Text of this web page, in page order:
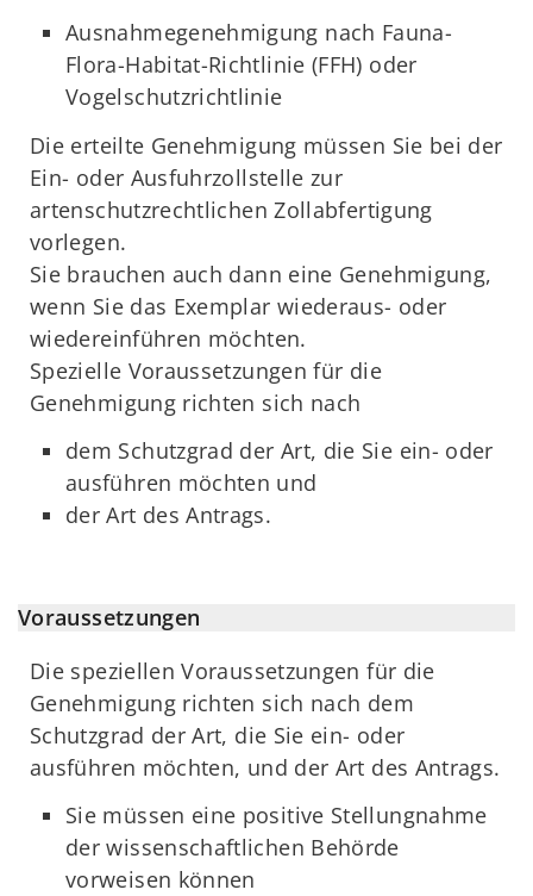
Ausnahmegenehmigung nach Fauna-
Flora-Habitat-Richtlinie (FFH) oder
Vogelschutzrichtlinie
Die erteilte Genehmigung müssen Sie bei der
Ein- oder Ausfuhrzollstelle zur
artenschutzrechtlichen Zollabfertigung
vorlegen.
Sie brauchen auch dann eine Genehmigung,
wenn Sie das Exemplar wiederaus- oder
wiedereinführen möchten.
Spezielle Voraussetzungen für die
Genehmigung richten sich nach
dem Schutzgrad der Art, die Sie ein- oder
ausführen möchten und
der Art des Antrags.
Voraussetzungen
Die speziellen Voraussetzungen für die
Genehmigung richten sich nach dem
Schutzgrad der Art, die Sie ein- oder
ausführen möchten, und der Art des Antrags.
Sie müssen eine positive Stellungnahme
der wissenschaftlichen Behörde
vorweisen können